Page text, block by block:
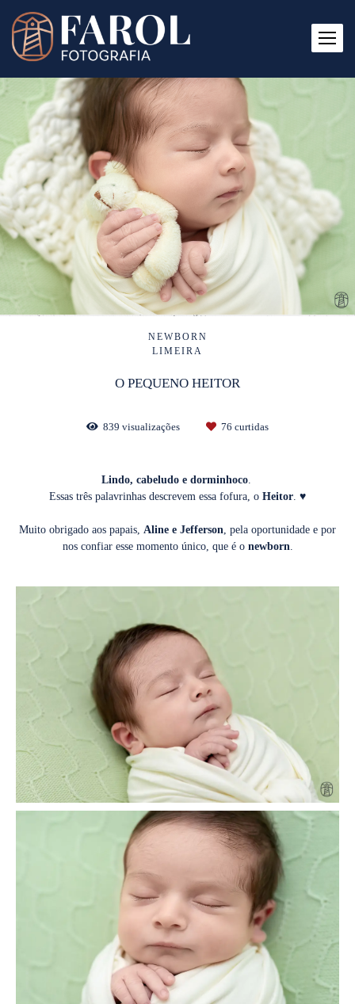
NEWBORN
LIMEIRA
O PEQUENO HEITOR
839 visualizações 76 curtidas
Lindo, cabeludo e dorminhoco.
Essas três palavrinhas descrevem essa fofura, o Heitor. ♥
Muito obrigado aos papais, Aline e Jefferson, pela oportunidade e por
nos confiar esse momento único, que é o newborn.